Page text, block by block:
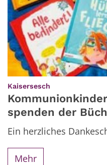
Kaisersesch
spenden der
Ein herzliches
Mehr